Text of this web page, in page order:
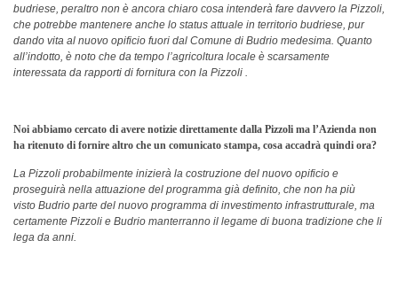
budriese, peraltro non è ancora chiaro cosa intenderà fare davvero la Pizzoli,
che potrebbe mantenere anche lo status attuale in territorio budriese, pur
dando vita al nuovo opificio fuori dal Comune di Budrio medesima. Quanto
all’indotto, è noto che da tempo l’agricoltura locale è scarsamente
interessata da rapporti di fornitura con la Pizzoli .
Noi abbiamo cercato di avere notizie direttamente dalla Pizzoli ma l’Azienda non
ha ritenuto di fornire altro che un comunicato stampa, cosa accadrà quindi ora?
La Pizzoli probabilmente inizierà la costruzione del nuovo opificio e
proseguirà nella attuazione del programma già definito, che non ha più
visto Budrio parte del nuovo programma di investimento infrastrutturale, ma
certamente Pizzoli e Budrio manterranno il legame di buona tradizione che li
lega da anni.